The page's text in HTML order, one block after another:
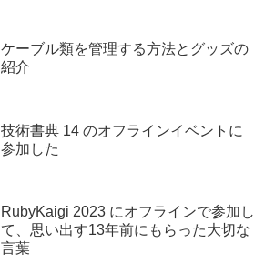
ケーブル類を管理する方法とグッズの
紹介
技術書典 14 のオフラインイベントに
参加した
RubyKaigi 2023 にオフラインで参加し
て、思い出す13年前にもらった大切な
言葉